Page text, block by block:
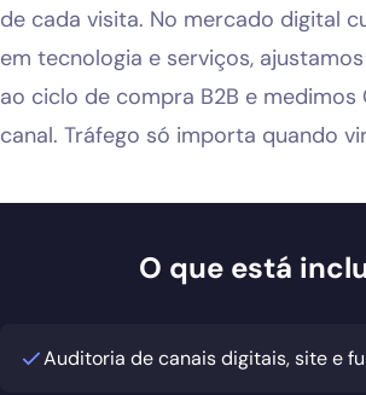
de cada visita. No mercado digital
em tecnologia e serviços,
ao ciclo de compra B2B e medimos
canal. Tráfego só importa quando
O que está
Auditoria de canais digitais, site e